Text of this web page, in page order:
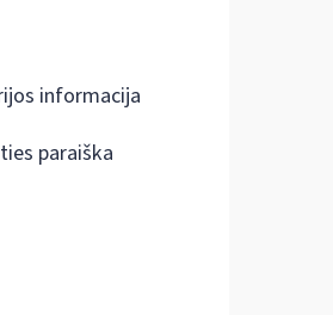
informacija
paraiška